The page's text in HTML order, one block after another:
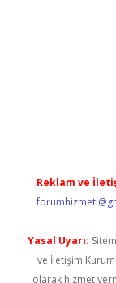
Reklam ve
Yasal Uyarı:
ve İletişim
olarak hizmet